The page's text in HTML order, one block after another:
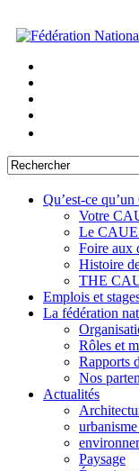
Qu’est-ce
Votre
Le CAUE
Foire aux
Histoire
THE
Emplois et
La fédération
Rôles et
Rapports
Nos
Actualités
Paysage